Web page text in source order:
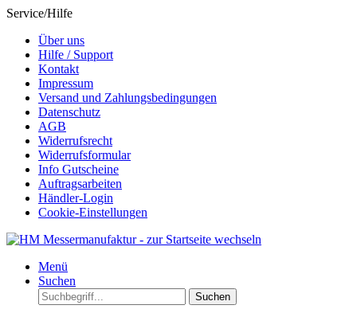
Service/Hilfe
Über uns
Hilfe / Support
Kontakt
Impressum
Versand und Zahlungsbedingungen
Datenschutz
AGB
Widerrufsrecht
Widerrufsformular
Info Gutscheine
Auftragsarbeiten
Händler-Login
Cookie-Einstellungen
Menü
Suchen
Suchen